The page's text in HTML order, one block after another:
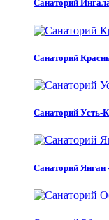
Санаторий
Санаторий
Санаторий Усть-
Санаторий